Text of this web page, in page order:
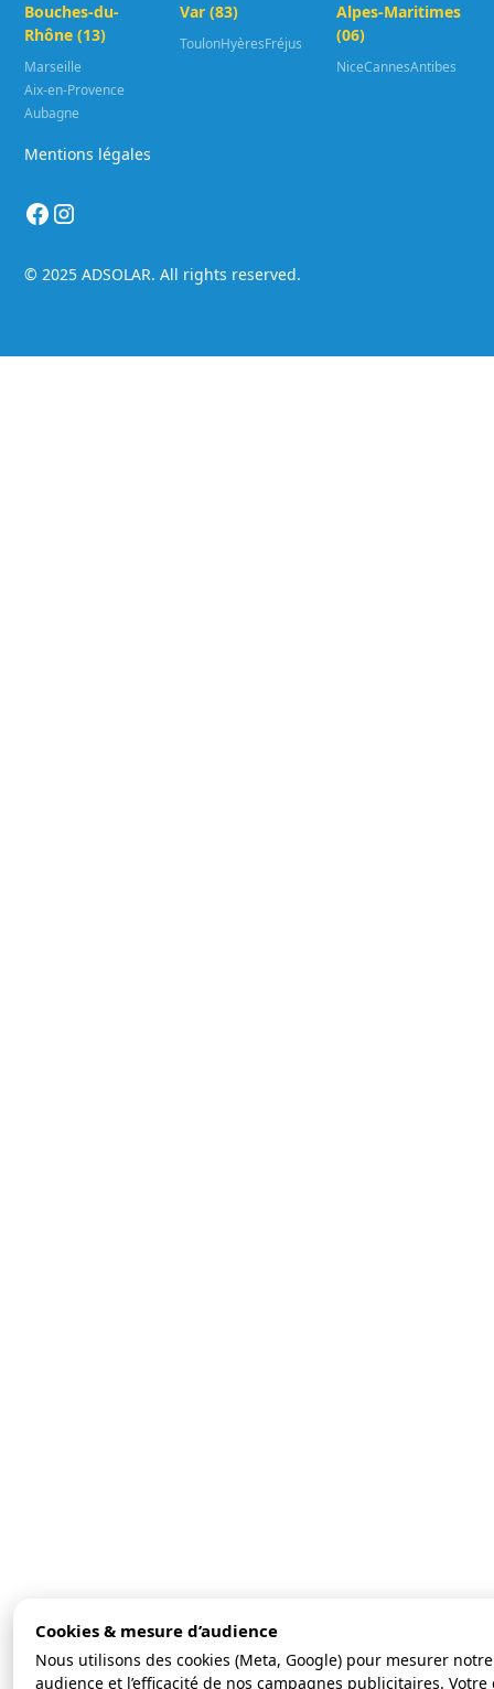
Bouches-du-
Rhône (13)
Marseille
Aix-en-Provence
Aubagne
Var (83)
ToulonHyèresFréjus
Alpes-Maritimes
(06)
NiceCannesAntibes
© 2025 ADSOLAR. All rights reserved.
Mentions légales
Cookies & mesure d’audience
Nous utilisons des cookies (Meta, Google) pour mesurer notre
audience et l’efficacité de nos campagnes publicitaires. Votre